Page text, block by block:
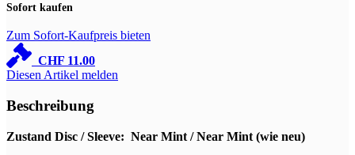
Sofort kaufen
Zum Sofort-Kaufpreis bieten
CHF 11.00
Diesen Artikel melden
Beschreibung
Zustand Disc / Sleeve: Near Mint / Near Mint (wie neu)